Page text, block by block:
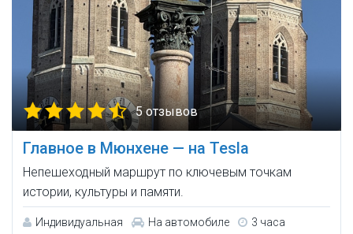
5 отзывов
Главное в Мюнхене — на Tesla
Непешеходный маршрут по ключевым точкам
истории, культуры и памяти.
Индивидуальная На автомобиле 3 часа